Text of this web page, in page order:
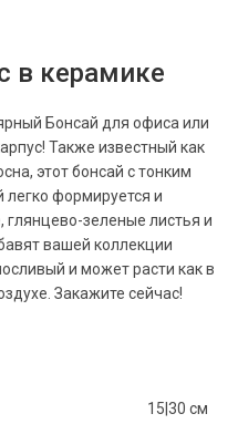
в керамике
Бонсай для офиса или
Также известный как
этот бонсай с тонким
легко формируется и
глянцево-зеленые листья и
вашей коллекции
и может расти как в
Закажите сейчас!
15|30 см